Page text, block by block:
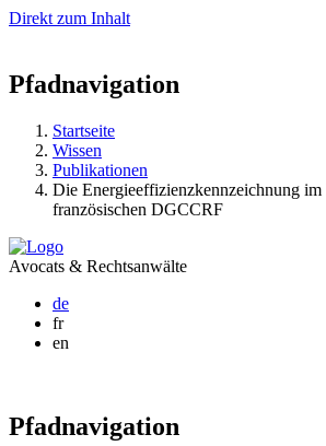
Direkt zum Inhalt
Pfadnavigation
Startseite
Wissen
Publikationen
Die Energieeffizienzkennzeichnung im
französischen DGCCRF
Avocats & Rechtsanwälte
de
fr
en
Pfadnavigation